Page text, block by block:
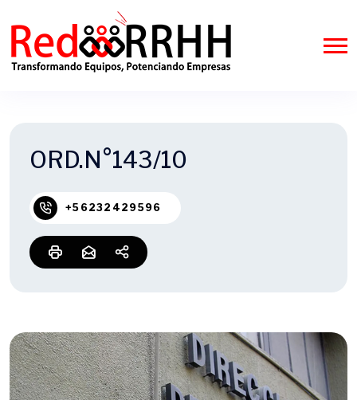
ORD.N°143/10
+56232429596